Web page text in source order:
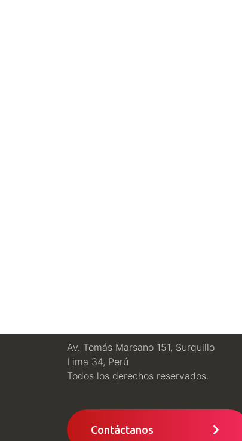
Av. Tomás Marsano 151, Surquillo
Lima 34, Perú
Todos los derechos reservados.
Contáctanos